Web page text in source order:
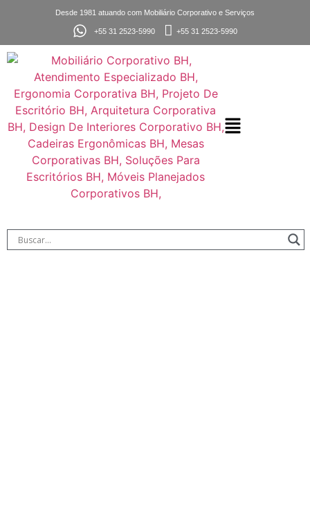
Desde 1981 atuando com Mobiliário Corporativo e Serviços
+55 31 2523-5990 +55 31 2523-5990